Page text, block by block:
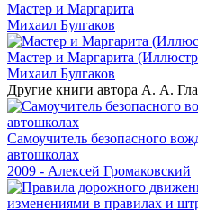
Мастер и Маргарита
Михаил Булгаков
Мастер и Маргарита
Михаил Булгаков
Другие книги автора А. А.
Самоучитель безопасного
автошколах
2009 - Алексей Громаковский